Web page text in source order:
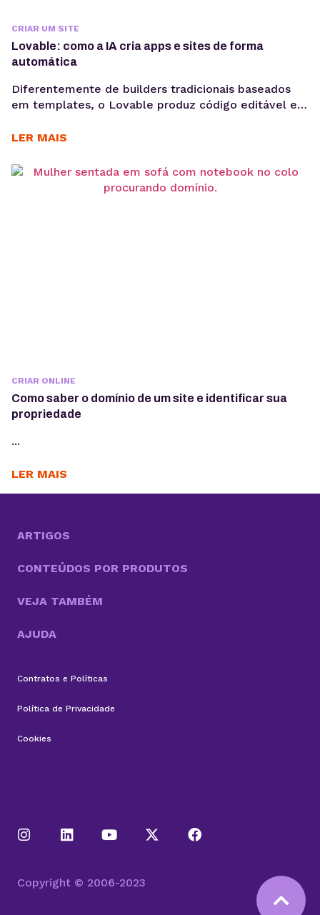
CRIAR UM SITE
Lovable: como a IA cria apps e sites de forma
automática
Diferentemente de builders tradicionais baseados
em templates, o Lovable produz código editável e
Ou seja, é muito mais do que uma solução de
reais. A criação de aplicações e sites por meio de IA
generativa deixou de ser experimento...
LER MAIS
CRIAR ONLINE
Como saber o domínio de um site e identificar sua
propriedade
...
LER MAIS
ARTIGOS
CONTEÚDOS POR PRODUTOS
VEJA TAMBÉM
AJUDA
Contratos e Políticas
Política de Privacidade
Cookies
Copyright © 2006-2023